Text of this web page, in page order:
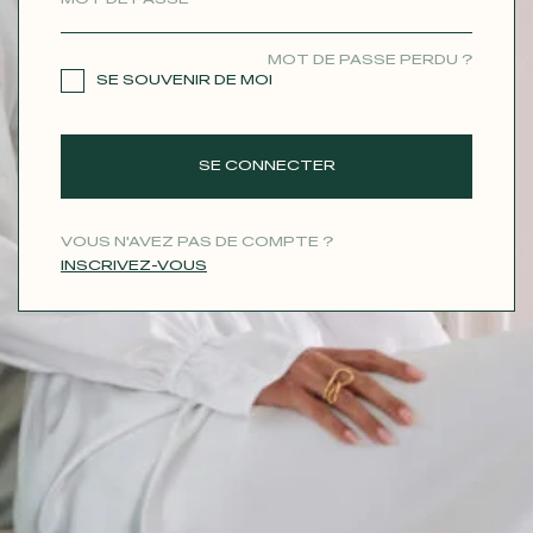
MOT DE PASSE PERDU ?
SE SOUVENIR DE MOI
SE CONNECTER
VOUS N'AVEZ PAS DE COMPTE ?
INSCRIVEZ-VOUS